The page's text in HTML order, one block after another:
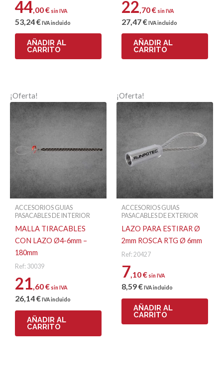
Correo electrónico
44 ,00€ sin IVA
53 ,24€IVA incluido
AÑADIR AL
CARRITO
22 ,70€ sin IVA
27 ,47€IVA incluido
AÑADIR AL
CARRITO
¡Oferta!
ACCESORIOS GUIAS
PASACABLES DE INTERIOR
MALLA TIRACABLES
CON LAZO Ø4-6mm –
180mm
Ref: 30039
21,60€ sin IVA
26,14€IVA incluido
AÑADIR AL
CARRITO
¡Oferta!
ACCESORIOS GUIAS
PASACABLES DE EXTERIOR
LAZO PARA ESTIRAR Ø
2mm ROSCA RTG Ø 6mm
Ref: 20427
7,10€ sin IVA
8,59€IVA incluido
AÑADIR AL
CARRITO